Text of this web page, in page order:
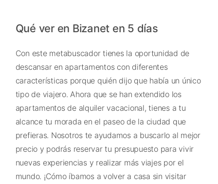
Qué ver en Bizanet en 5 días
Con este metabuscador tienes la oportunidad de
descansar en apartamentos con diferentes
características porque quién dijo que había un único
tipo de viajero. Ahora que se han extendido los
apartamentos de alquiler vacacional, tienes a tu
alcance tu morada en el paseo de la ciudad que
prefieras. Nosotros te ayudamos a buscarlo al mejor
precio y podrás reservar tu presupuesto para vivir
nuevas experiencias y realizar más viajes por el
mundo. ¡Cómo íbamos a volver a casa sin visitar